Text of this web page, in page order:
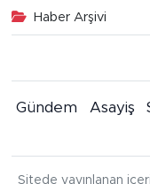
Haber Arşivi
Gündem Asayiş
Sitede yayınlanan